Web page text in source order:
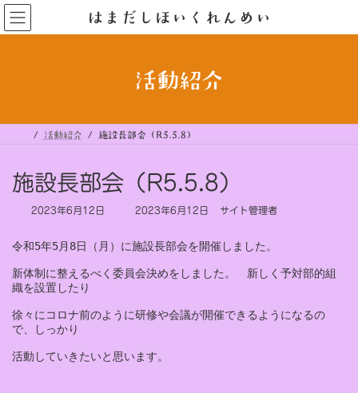
コ
ン
テ
ナ
ビ
ゲ
はまだしほいくれんめい
活動紹介
活動紹介 施設長部会（R5.5.8）
施設長部会（R5.5.8）
2023年6月12日
最
新
時
2023年6月12日 サイト管理者
令和5年5月8日（月）に施設長部会を開催しました。
新体制に整えるべく委員会決めをしました。　新しく予対部的組
織を設置したり
徐々にコロナ前のように研修や会議が開催できるようになるの
で、しっかり
活動していきたいと思います。